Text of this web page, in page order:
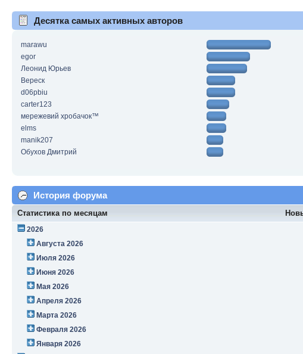
Десятка самых активных авторов
marawu
egor
Леонид Юрьев
Вереск
d06pbiu
carter123
мережевий хробачок™
elms
manik207
Обухов Дмитрий
История форума
Статистика по месяцам
2026
Августа 2026
Июля 2026
Июня 2026
Мая 2026
Апреля 2026
Марта 2026
Февраля 2026
Января 2026